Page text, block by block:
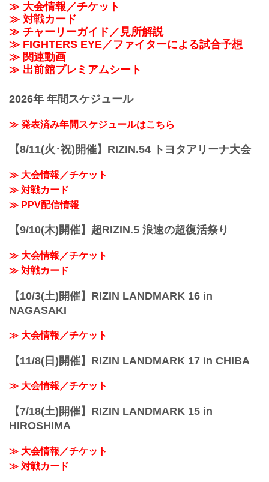
≫ 大会情報／チケット
≫ 対戦カード
≫ チャーリーガイド／見所解説
≫ FIGHTERS EYE／ファイターによる試合予想
≫ 関連動画
≫ 出前館プレミアムシート
2026年 年間スケジュール
≫ 発表済み年間スケジュールはこちら
【8/11(火･祝)開催】RIZIN.54 トヨタアリーナ大会
≫ 大会情報／チケット
≫ 対戦カード
≫ PPV配信情報
【9/10(木)開催】超RIZIN.5 浪速の超復活祭り
≫ 大会情報／チケット
≫ 対戦カード
【10/3(土)開催】RIZIN LANDMARK 16 in
NAGASAKI
≫ 大会情報／チケット
【11/8(日)開催】RIZIN LANDMARK 17 in CHIBA
≫ 大会情報／チケット
【7/18(土)開催】RIZIN LANDMARK 15 in
HIROSHIMA
≫ 大会情報／チケット
≫ 対戦カード